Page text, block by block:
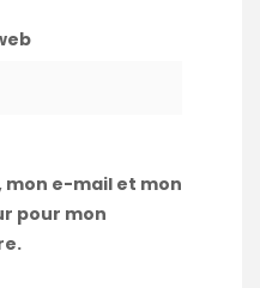
mon e-mail et mon
pour mon